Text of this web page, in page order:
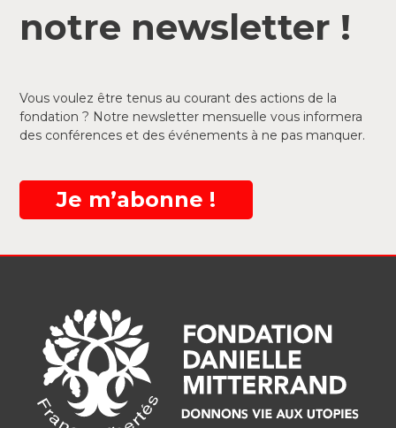
notre newsletter !
Vous voulez être tenus au courant des actions de la
fondation ? Notre newsletter mensuelle vous informera
des conférences et des événements à ne pas manquer.
Je m’abonne !